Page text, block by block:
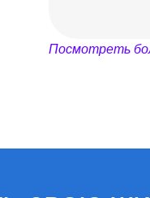
Посмотреть